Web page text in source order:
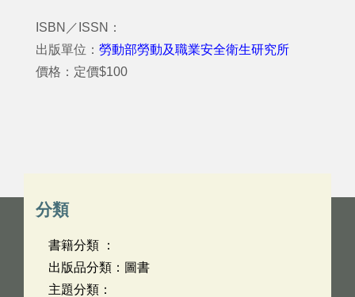
ISBN／ISSN：
出版單位： 勞動部勞動及職業安全衛生研究所
價格：定價$100
分類
書籍分類 ：
出版品分類：圖書
主題分類：